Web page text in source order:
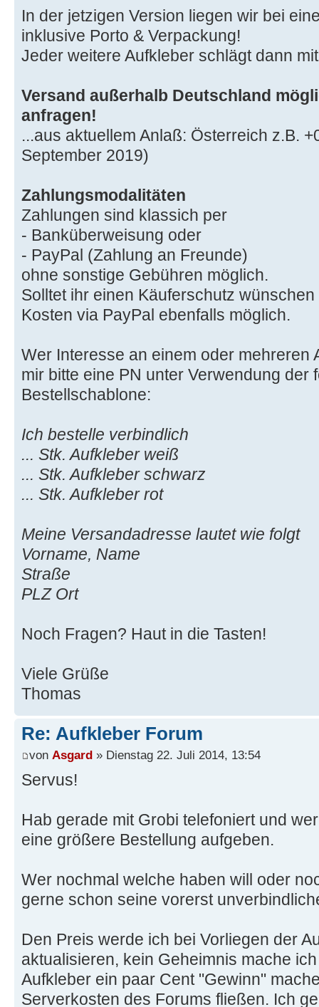
In der jetzigen Version liegen wir bei
inklusive Porto & Verpackung!
Jeder weitere Aufkleber schlägt dann
Versand außerhalb Deutschland
anfragen!
...aus aktuellem Anlaß: Österreich z.B.
September 2019)
Zahlungsmodalitäten
Zahlungen sind klassich per
- Banküberweisung oder
- PayPal (Zahlung an Freunde)
ohne sonstige Gebühren möglich.
Solltet ihr einen Käuferschutz
Kosten via PayPal ebenfalls möglich.
Wer Interesse an einem oder mehreren
mir bitte eine PN unter Verwendung der
Bestellschablone:
Ich bestelle verbindlich
... Stk. Aufkleber weiß
... Stk. Aufkleber schwarz
... Stk. Aufkleber rot
Meine Versandadresse lautet wie folgt
Vorname, Name
Straße
PLZ Ort
Noch Fragen? Haut in die Tasten!
Viele Grüße
Thomas
Re: Aufkleber Forum
von Asgard » Dienstag 22. Juli 2014, 13:54
Servus!
Hab gerade mit Grobi telefoniert und
eine größere Bestellung aufgeben.
Wer nochmal welche haben will oder
gerne schon seine vorerst
Den Preis werde ich bei Vorliegen der
aktualisieren, kein Geheimnis mache
Aufkleber ein paar Cent "Gewinn"
Serverkosten des Forums fließen. Ich